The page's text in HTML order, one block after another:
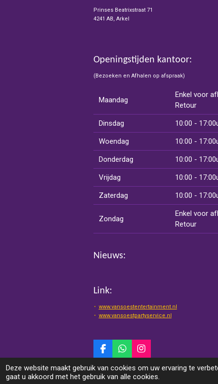
Deze website maakt gebruik van cookies om uw ervaring te
gaat u akkoord met het gebruik van alle cookies.
Prinses Beatrixstraat 71
4241 AB, Arkel
Openingstijden kantoor:
(Bezoeken en Afhalen op afspraak)
Maandag
Enkel voor
Retour
Dinsdag 10:00 -
Woendag 10:00 -
Donderdag 10:00 -
Vrijdag 10:00 -
Zaterdag 10:00 -
Zondag
Enkel voor
Retour
Nieuws:
Link:
www.vansoestentertainment.nl
www.vansoestpartyservice.nl
F
c
e
W
a
t
I
s
t